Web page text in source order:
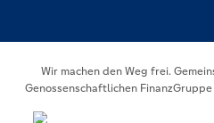
Wir machen den Weg frei.
Genossenschaftlichen